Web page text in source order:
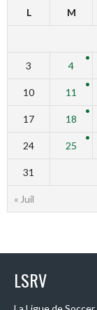
L M
« Juil
3 4
10 11
17 18
24 25
31
LSRV